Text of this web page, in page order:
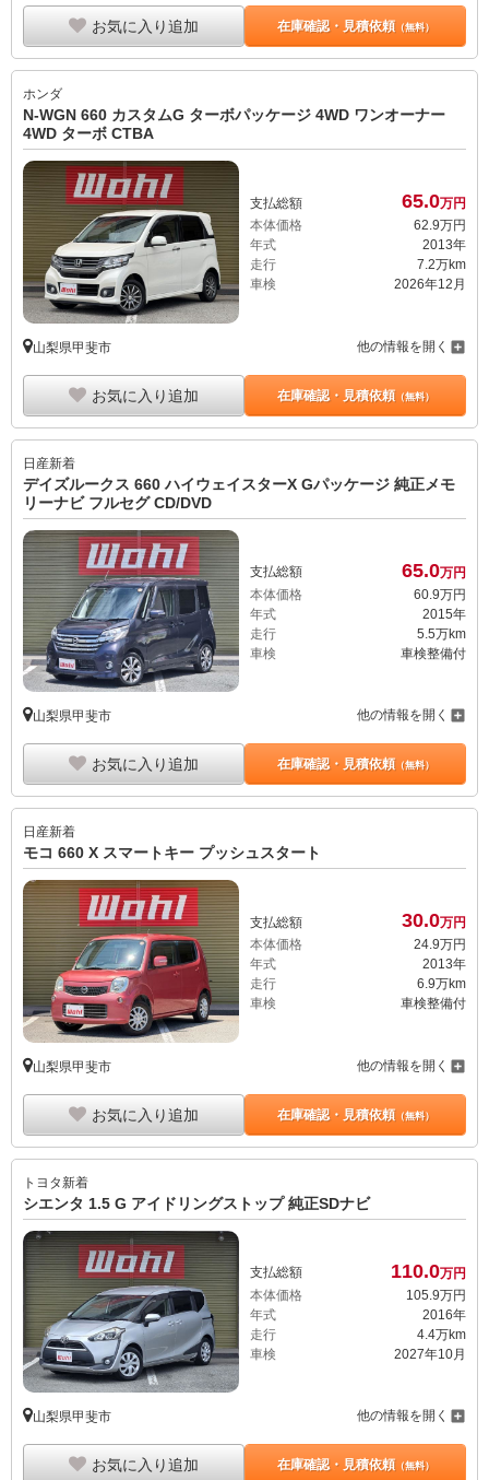
お気に入り追加 在庫確認・見積依頼（無料）
ホンダ
N-WGN 660 カスタムG ターボパッケージ 4WD ワンオーナー
4WD ターボ CTBA
支払総額 65.0万円
本体価格
62.9万円
年式
2013年
走行
7.2万km
車検
2026年12月
山梨県甲斐市 他の情報を開く
お気に入り追加 在庫確認・見積依頼（無料）
日産新着
デイズルークス 660 ハイウェイスターX Gパッケージ 純正メモ
リーナビ フルセグ CD/DVD
支払総額 65.0万円
本体価格
60. 9万円
年式
2015年
走行
5.5万km
車検
車検整備付
山梨県甲斐市 他の情報を開く
お気に入り追加 在庫確認・見積依頼（無料）
日産新着
モコ 660 X スマートキー プッシュスタート
支払総額 30.0万円
本体価格
24.9万円
年式
2013年
走行
6.9万km
車検
車検整備付
山梨県甲斐市 他の情報を開く
お気に入り追加 在庫確認・見積依頼（無料）
トヨタ新着
シエンタ 1.5 G アイドリングストップ 純正SDナビ
支払総額 110.0万円
本体価格
105. 9万円
年式
2016年
走行
4.4万km
車検
2027年10月
山梨県甲斐市 他の情報を開く
お気に入り追加 在庫確認・見積依頼（無料）